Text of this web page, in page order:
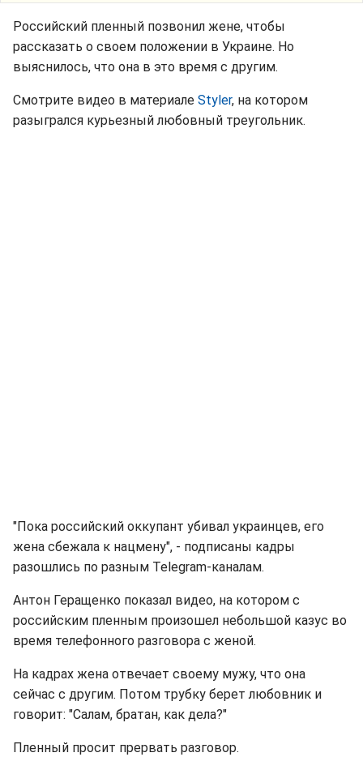
Российский пленный позвонил жене, чтобы
рассказать о своем положении в Украине. Но
выяснилось, что она в это время с другим.
Смотрите видео в материале Styler, на котором
разыгрался курьезный любовный треугольник.
"Пока российский оккупант убивал украинцев, его
жена сбежала к нацмену", - подписаны кадры
разошлись по разным Telegram-каналам.
Антон Геращенко показал видео, на котором с
российским пленным произошел небольшой казус во
время телефонного разговора с женой.
На кадрах жена отвечает своему мужу, что она
сейчас с другим. Потом трубку берет любовник и
говорит: "Салам, братан, как дела?"
Пленный просит прервать разговор.